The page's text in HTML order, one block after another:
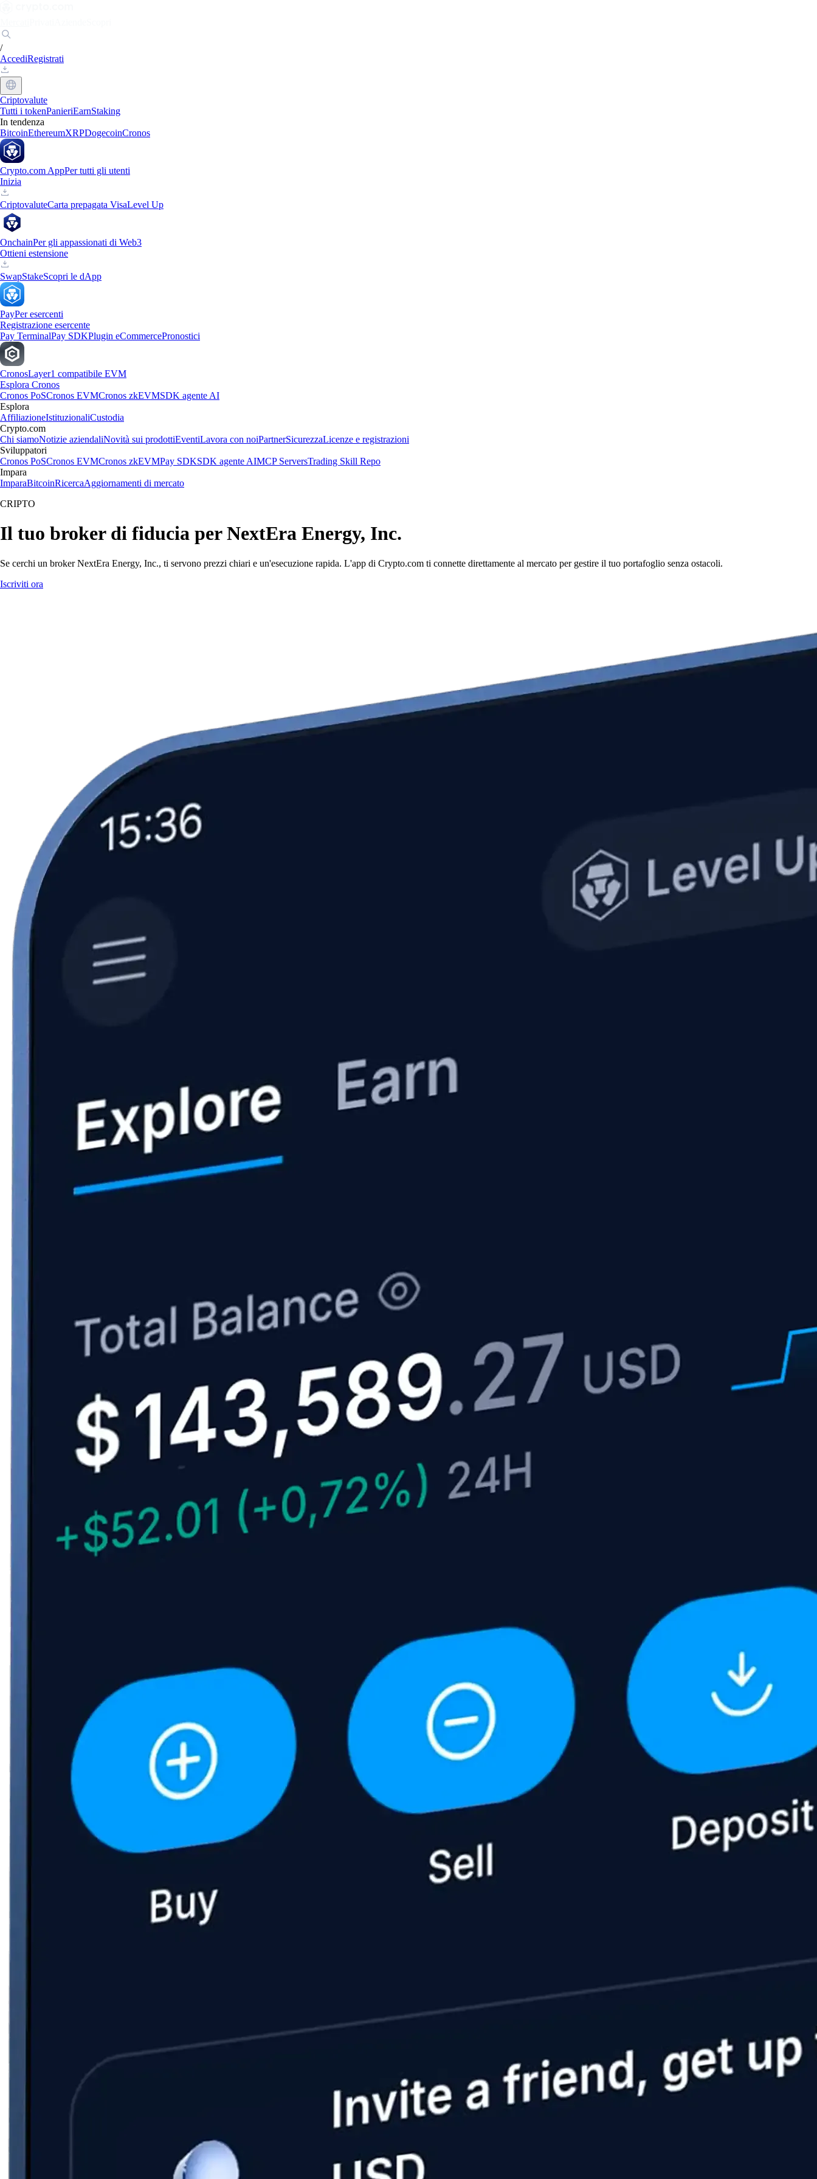
/
AccediRegistrati
Criptovalute
Tutti i tokenPanieriEarnStaking
In tendenza
BitcoinEthereumXRPDogecoinCronos
Crypto.com AppPer tutti gli utenti
Inizia
CriptovaluteCarta prepagata VisaLevel Up
OnchainPer gli appassionati di Web3
Ottieni estensione
SwapStakeScopri le dApp
PayPer esercenti
Registrazione esercente
Pay TerminalPay SDKPlugin eCommercePronostici
CronosLayer1 compatibile EVM
Esplora Cronos
Cronos PoSCronos EVMCronos zkEVMSDK agente AI
Esplora
AffiliazioneIstituzionaliCustodia
Crypto.com
Chi siamoNotizie aziendaliNovità sui prodottiEventiLavora con noiPartnerSicurezzaLicenze e registrazioni
Sviluppatori
Cronos PoSCronos EVMCronos zkEVMPay SDKSDK agente AIMCP ServersTrading Skill Repo
Impara
ImparaBitcoinRicercaAggiornamenti di mercato
CRIPTO
Il tuo broker di fiducia per NextEra Energy, Inc.
Se cerchi un broker NextEra Energy, Inc., ti servono prezzi chiari e un'esecuzione rapida. L'app di Crypto.com ti connette direttamente al mercato per gestire il tuo portafoglio senza ostacoli.
Iscriviti ora